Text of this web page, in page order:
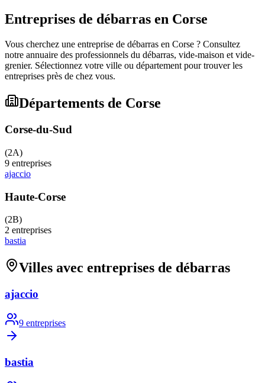
Entreprises de débarras en Corse
Vous cherchez une entreprise de débarras en Corse ? Consultez
notre annuaire des professionnels du débarras, vide-maison et vide-
grenier. Sélectionnez votre ville ou département pour trouver les
entreprises près de chez vous.
Départements de Corse
Corse-du-Sud
(2A)
9 entreprises
ajaccio
Haute-Corse
(2B)
2 entreprises
bastia
Villes avec entreprises de débarras
ajaccio
9 entreprises
bastia